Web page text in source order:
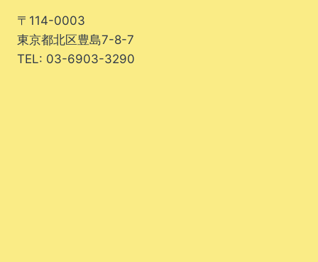
〒114-0003
東京都北区豊島7-8-7
TEL: 03-6903-3290